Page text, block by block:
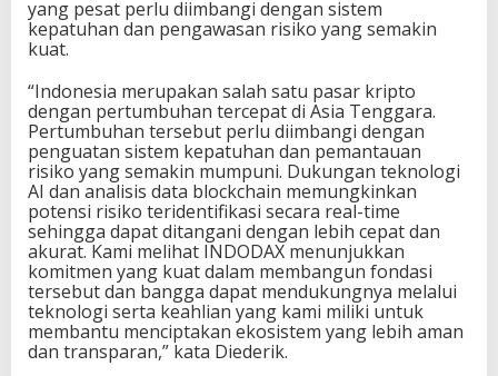
yang pesat perlu diimbangi dengan sistem
kepatuhan dan pengawasan risiko yang semakin
kuat.
“Indonesia merupakan salah satu pasar kripto
dengan pertumbuhan tercepat di Asia Tenggara.
Pertumbuhan tersebut perlu diimbangi dengan
penguatan sistem kepatuhan dan pemantauan
risiko yang semakin mumpuni. Dukungan teknologi
AI dan analisis data blockchain memungkinkan
potensi risiko teridentifikasi secara real-time
sehingga dapat ditangani dengan lebih cepat dan
akurat. Kami melihat INDODAX menunjukkan
komitmen yang kuat dalam membangun fondasi
tersebut dan bangga dapat mendukungnya melalui
teknologi serta keahlian yang kami miliki untuk
membantu menciptakan ekosistem yang lebih aman
dan transparan,” kata Diederik.